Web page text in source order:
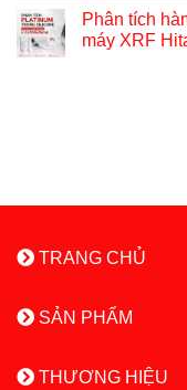
Phân tích
máy XRF
TRANG CHỦ
SẢN PHẨM
THƯƠNG HIỆU